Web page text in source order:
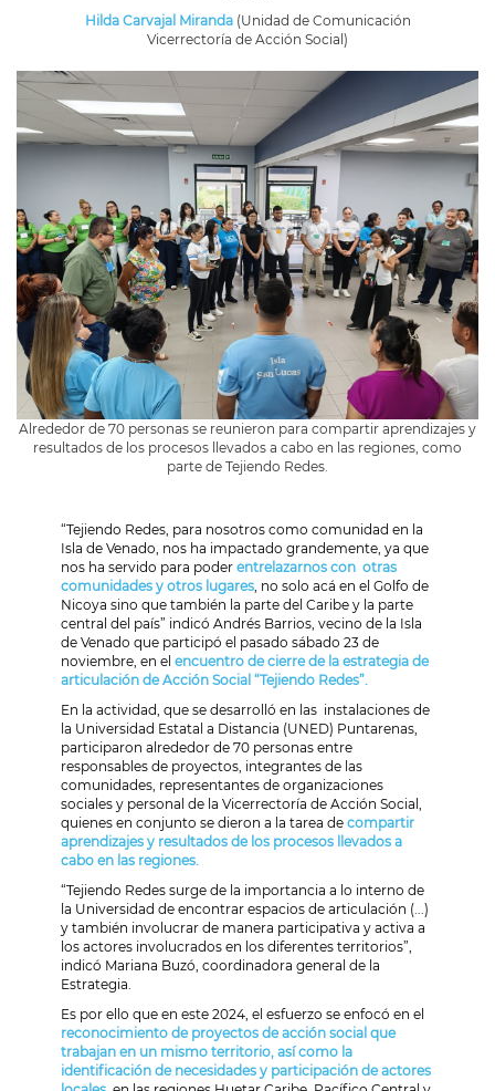
Hilda Carvajal Miranda(Unidad de Comunicación
Vicerrectoría de Acción Social)
Alrededor de 70 personas se reunieron para compartir aprendizajes y
resultados de los procesos llevados a cabo en las regiones, como
parte de Tejiendo Redes.
“Tejiendo Redes, para nosotros como comunidad en la
Isla de Venado, nos ha impactado grandemente, ya que
nos ha servido para poder entrelazarnos con otras
comunidades y otros lugares , no solo acá en el Golfo de
Nicoya sino que también la parte del Caribe y la parte
central del país” indicó Andrés Barrios, vecino de la Isla
de Venado que participó el pasado sábado 23 de
noviembre, en el encuentro de cierre de la estrategia de
articulación de Acción Social “Tejiendo Redes”.
En la actividad, que se desarrolló en las instalaciones de
la Universidad Estatal a Distancia (UNED) Puntarenas,
participaron alrededor de 70 personas entre
responsables de proyectos, integrantes de las
comunidades, representantes de organizaciones
sociales y personal de la Vicerrectoría de Acción Social,
quienes en conjunto se dieron a la tarea de compartir
aprendizajes y resultados de los procesos llevados a
cabo en las regiones.
“Tejiendo Redes surge de la importancia a lo interno de
la Universidad de encontrar espacios de articulación (...)
y también involucrar de manera participativa y activa a
los actores involucrados en los diferentes territorios”,
indicó Mariana Buzó, coordinadora general de la
Estrategia.
Es por ello que en este 2024, el esfuerzo se enfocó en el
reconocimiento de proyectos de acción social que
trabajan en un mismo territorio, así como la
identificación de necesidades y participación de actores